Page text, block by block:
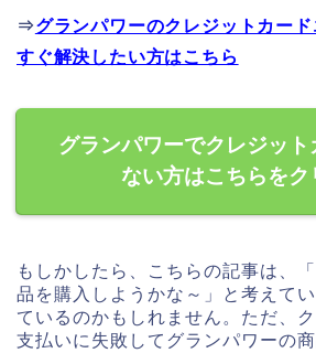
⇒グランパワーのクレジットカー
すぐ解決したい方はこちら
グランパワーでクレジット
ない方はこちらをク
もしかしたら、こちらの記事は、
品を購入しようかな～」と考えて
ているのかもしれません。ただ、
支払いに失敗してグランパワーの